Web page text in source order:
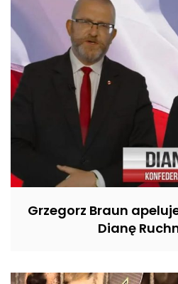
Grzegorz Braun
Dianę